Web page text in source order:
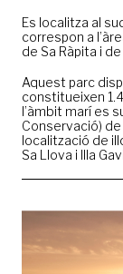
Es localitza al
correspon a
de Sa Ràpita i
Aquest parc
constitueixen
l’àmbit marí es
Conservació)
localització de
Sa Llova i Illa